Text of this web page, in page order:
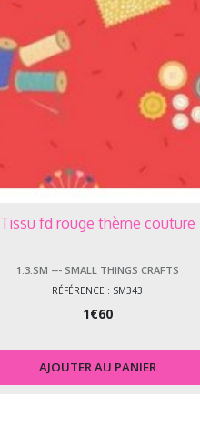
Tissu fd rouge thème couture
1.3.SM --- SMALL THINGS CRAFTS
RÉFÉRENCE : SM343
1€60
AJOUTER AU PANIER